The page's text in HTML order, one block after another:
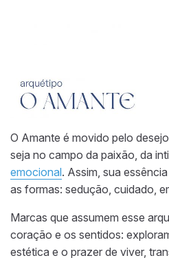
O Amante é movido pelo
seja no campo da paixão, da
emocional. Assim, sua
as formas: sedução, cuidado,
Marcas que assumem esse
coração e os sentidos:
estética e o prazer de viver,